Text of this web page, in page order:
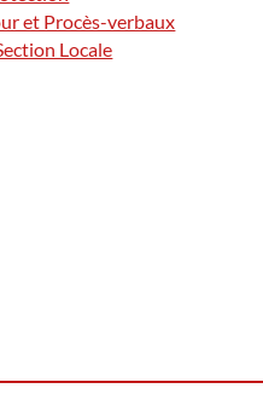
et Procès-verbaux
Locale